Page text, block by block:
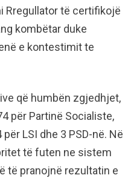
Rregullator të certifikojë
kombëtar duke
e kontestimit te
që humbën zgjedhjet,
për Partinë Socialiste,
LSI dhe 3 PSD-në. Në
të futen ne sistem
të pranojnë rezultatin e